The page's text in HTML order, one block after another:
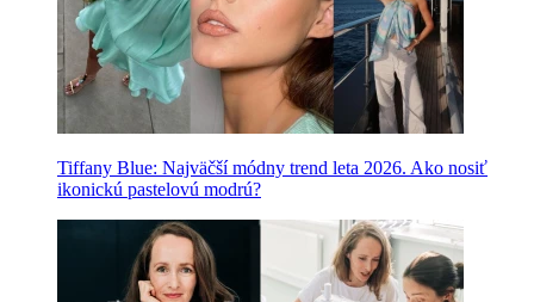
Tiffany Blue: Najväčší módny trend leta 2026. Ako nosiť
ikonickú pastelovú modrú?